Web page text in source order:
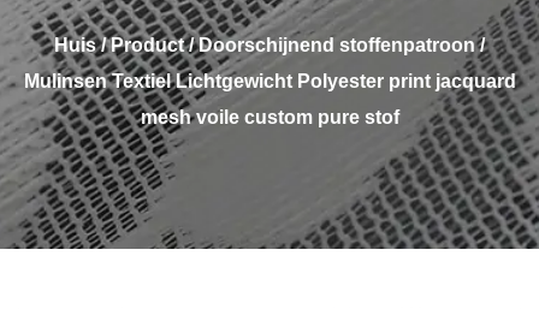
Huis/Product/Doorschijnend stoffenpatroon/
Mulinsen Textiel Lichtgewicht Polyester print jacquard
mesh voile custom pure stof